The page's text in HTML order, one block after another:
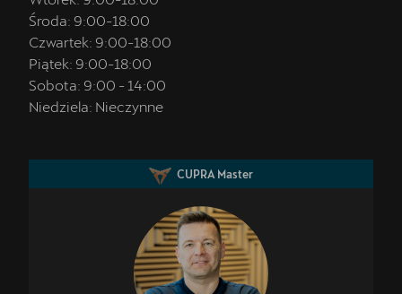
Środa: 9:00-18:00
Czwartek: 9:00-18:00
Piątek: 9:00-18:00
Sobota: 9:00 - 14:00
Niedziela: Nieczynne
CUPRA Master